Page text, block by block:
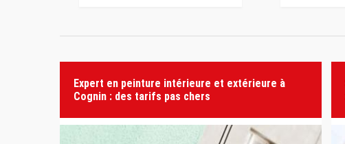
Expert en peinture intérieure et extérieure à
Cognin : des tarifs pas chers